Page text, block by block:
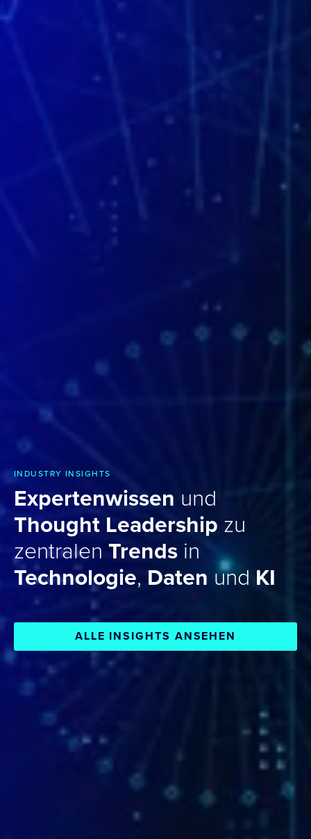
INDUSTRY INSIGHTS
Expertenwissen und
Thought Leadership zu
zentralen Trends in
Technologie, Daten und KI
ALLE INSIGHTS ANSEHEN